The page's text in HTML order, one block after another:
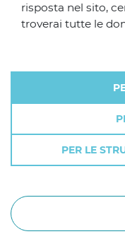
risposta nel sito,
troverai tutte le
PER LE